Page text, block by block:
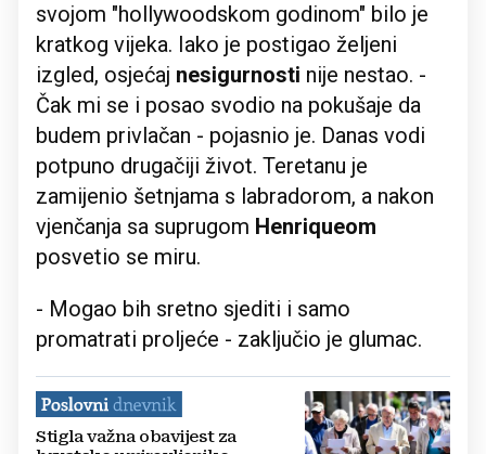
svojom "hollywoodskom godinom" bilo je
kratkog vijeka. Iako je postigao željeni
izgled, osjećaj nesigurnosti nije nestao. -
Čak mi se i posao svodio na pokušaje da
budem privlačan - pojasnio je. Danas vodi
potpuno drugačiji život. Teretanu je
zamijenio šetnjama s labradorom, a nakon
vjenčanja sa suprugom Henriqueom
posvetio se miru.
- Mogao bih sretno sjediti i samo
promatrati proljeće - zaključio je glumac.
Stigla važna obavijest za